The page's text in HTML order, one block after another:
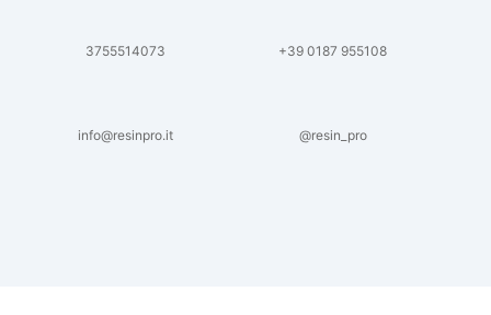
3755514073 +39 0187 955108
info@resinpro.it @resin_pro